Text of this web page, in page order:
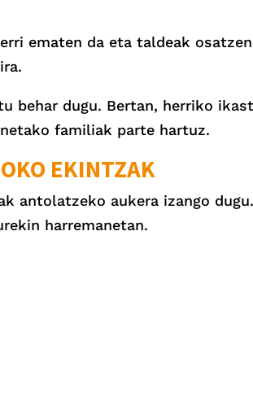
ematen da eta taldeak
behar dugu. Bertan, herriko
familiak parte hartuz.
EKINTZAK
antolatzeko aukera izango
harremanetan.